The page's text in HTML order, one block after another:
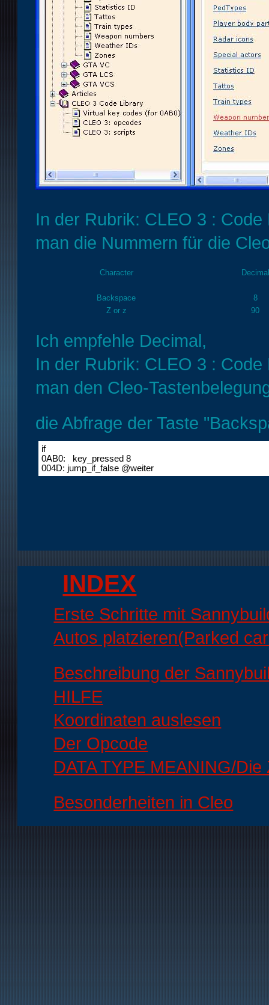
In der Rubrik: CLEO 3 :
man die Nummern für die
Character Decimal
Backspace
8
Z or z
90
Ich empfehle Decimal,
In der Rubrik: CLEO 3 :
man den Cleo-
die Abfrage der Taste
if
0AB0:   key_pressed 8
004D: jump_if_false @weiter
INDEX
Erste Schritte mit
Autos platzieren(Parked
Beschreibung der
HILFE
Koordinaten auslesen
Der Opcode
DATA TYPE MEANING/
Besonderheiten in Cleo